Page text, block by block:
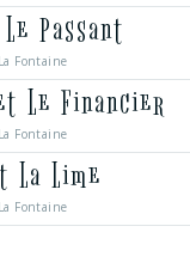
Passant
Fontaine
Le Financier
Fontaine
La Lime
Fontaine